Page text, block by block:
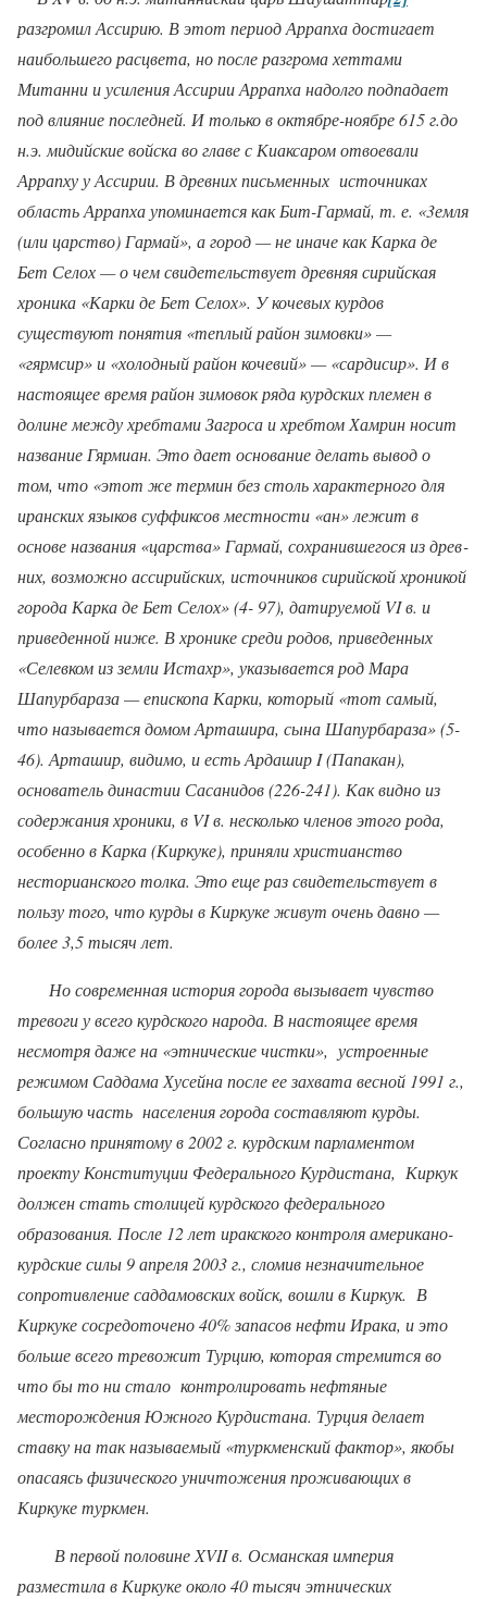
разгромил Ассирию. В этот период Аррапха достигает
наибольшего расцвета, но после разгрома хет­тами
Митанни и усиления Ассирии Аррапха надолго подпадает
под влияние последней. И только в октябре-ноябре 615 г.до
н.э. мидийские войска во главе с Киаксаром отвоевали
Аррапху у Ассирии. В древних письменных источниках
область Аррапха упоминается как Бит-Гармай, т. е. «3емля
(или царство) Гармай», а город — не иначе как Карка де
Бет Селох — о чем свидетельствует древняя сирийская
хроника «Карки де Бет Селох». У кочевых курдов
существуют понятия «теплый район зимовки» —
«гярмсир» и «холодный район кочевий» — «сардисир». И в
настоящее время район зимовок ряда курдских племен в
долине между хребтами Загроса и хребтом Хамрин носит
название Гярмиан. Это дает основание делать вывод о
том, что «этот же термин без столь характерного для
иранских языков суффиксов местности «ан» лежит в
основе названия «царства» Гармай, сохранившегося из древ­
них, возможно ассирийских, источников сирийской хроникой
города Карка де Бет Селох» (4- 97), датируемой VI в. и
приведенной ниже. В хронике среди родов, приведенных
«Селевком из земли Истахр», указывается род Мара
Шапурбараза — епископа Карки, который «тот самый,
что называется домом Арташира, сына Шапурбараза» (5-
46). Арташир, видимо, и есть Ардашир I (Папакан),
основатель династии Сасанидов (226-241). Как видно из
содержания хроники, в VI в. несколько членов этого рода,
особенно в Карка (Киркуке), приняли христианство
несторианского толка. Это еще раз свидетельствует в
пользу того, что курды в Киркуке живут очень давно —
более 3,5 тысяч лет.
Но сов­ременная история города вызывает чувство
тревоги у всего курдского народа. В настоящее время
несмотря даже на «этнические чистки», устроенные
режимом Саддама Хусейна после ее захвата весной 1991 г.,
большую часть населения города составляют курды.
Согласно принятому в 2002 г. курдским парламентом
проекту Конституции Федерального Курдистана, Киркук
должен стать столицей курдского федерального
образования. После 12 лет иракского контроля американо-
курдские силы 9 апреля 2003 г., сломив незначительное
сопротивление саддамовских войск, вошли в Киркук. В
Киркуке сосредоточено 40% запасов нефти Ирака, и это
больше всего тревожит Турцию, которая стремится во
что бы то ни стало контролировать нефтяные
месторождения Южного Курдистана. Турция делает
ставку на так называемый «туркменский фактор», якобы
опасаясь физического уничтожения проживающих в
Киркуке туркмен.
В первой половине XVII в. Османскаяимперия
разместила в Киркуке около 40 тысяч этнических